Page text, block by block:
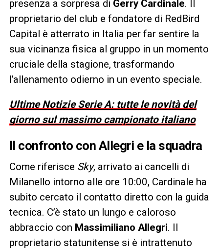
presenza a sorpresa di Gerry Cardinale. Il
proprietario del club e fondatore di RedBird
Capital è atterrato in Italia per far sentire la
sua vicinanza fisica al gruppo in un momento
cruciale della stagione, trasformando
l’allenamento odierno in un evento speciale.
Ultime Notizie Serie A: tutte le novità del
giorno sul massimo campionato italiano
Il confronto con Allegri e la squadra
Come riferisce Sky, arrivato ai cancelli di
Milanello intorno alle ore 10:00, Cardinale ha
subito cercato il contatto diretto con la guida
tecnica. C’è stato un lungo e caloroso
abbraccio con Massimiliano Allegri. Il
proprietario statunitense si è intrattenuto